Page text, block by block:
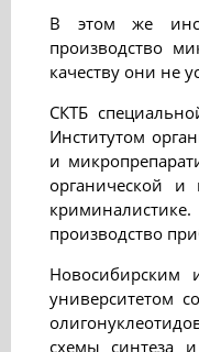
В этом же
производство
качеству они не
СКТБ
Институтом
и
органической и
производство
Новосибирским
университетом
схемы синтеза